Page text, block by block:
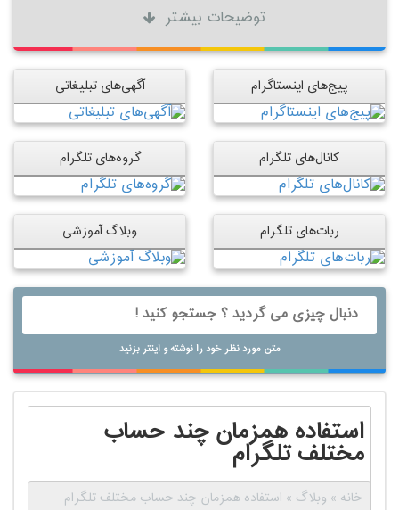
توضیحات بیشتر
پیج‌های اینستاگرام آگهی‌های تبلیغاتی
کانال‌های تلگرام گروه‌های تلگرام
ربات‌های تلگرام وبلاگ آموزشی
متن مورد نظر خود را نوشته و اینتر بزنید
استفاده همزمان چند حساب
مختلف تلگرام
خانه » وبلاگ » استفاده همزمان چند حساب مختلف تلگرام